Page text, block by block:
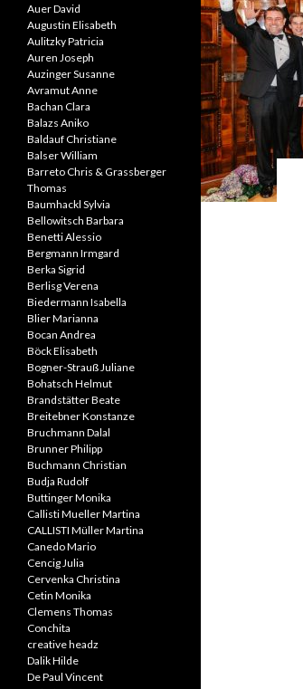
Auer David
Augustin Elisabeth
Aulitzky Patricia
Auren Joseph
Auzinger Susanne
Avramut Anne
Bachan Clara
Balazs Aniko
Baldauf Christiane
Balser William
Barreto Chris & Grassberger
Thomas
Baumhackl Sylvia
Bellowitsch Barbara
Benetti Alessio
Bergmann Irmgard
Berka Sigrid
Berlisg Verena
Biedermann Isabella
Blier Marianna
Bocan Andrea
Böck Elisabeth
Bogner-Strauß Juliane
Bohatsch Helmut
Brandstätter Beate
Breitebner Konstanze
Bruchmann Dalal
Brunner Philipp
Buchmann Christian
Budja Rudolf
Buttinger Monika
Callisti Mueller Martina
CALLISTI Müller Martina
Canedo Mario
Cencig Julia
Cervenka Christina
Cetin Monika
Clemens Thomas
Conchita
creative headz
Dalik Hilde
De Paul Vincent